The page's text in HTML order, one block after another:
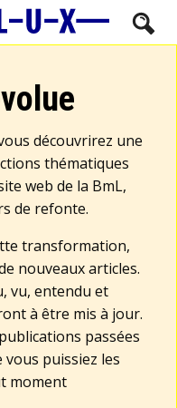
découvrirez une
thématiques
web de la BmL,
de refonte.
transformation,
nouveaux articles.
vu, entendu et
à être mis à jour.
passées
vous puissiez les
moment